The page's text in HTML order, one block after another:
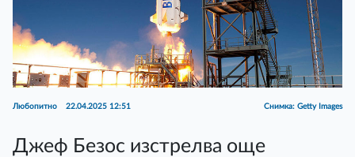
Любопитно 22.04.2025 12:51 Снимка: Getty Images
Джеф Безос изстрелва още